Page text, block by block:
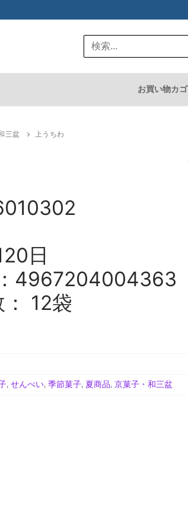
検
索:
お買い物カゴ
三盆 上うちわ
日
4967204004363
12袋
, せんべい, 季節菓子, 夏商品, 京菓子・和三盆